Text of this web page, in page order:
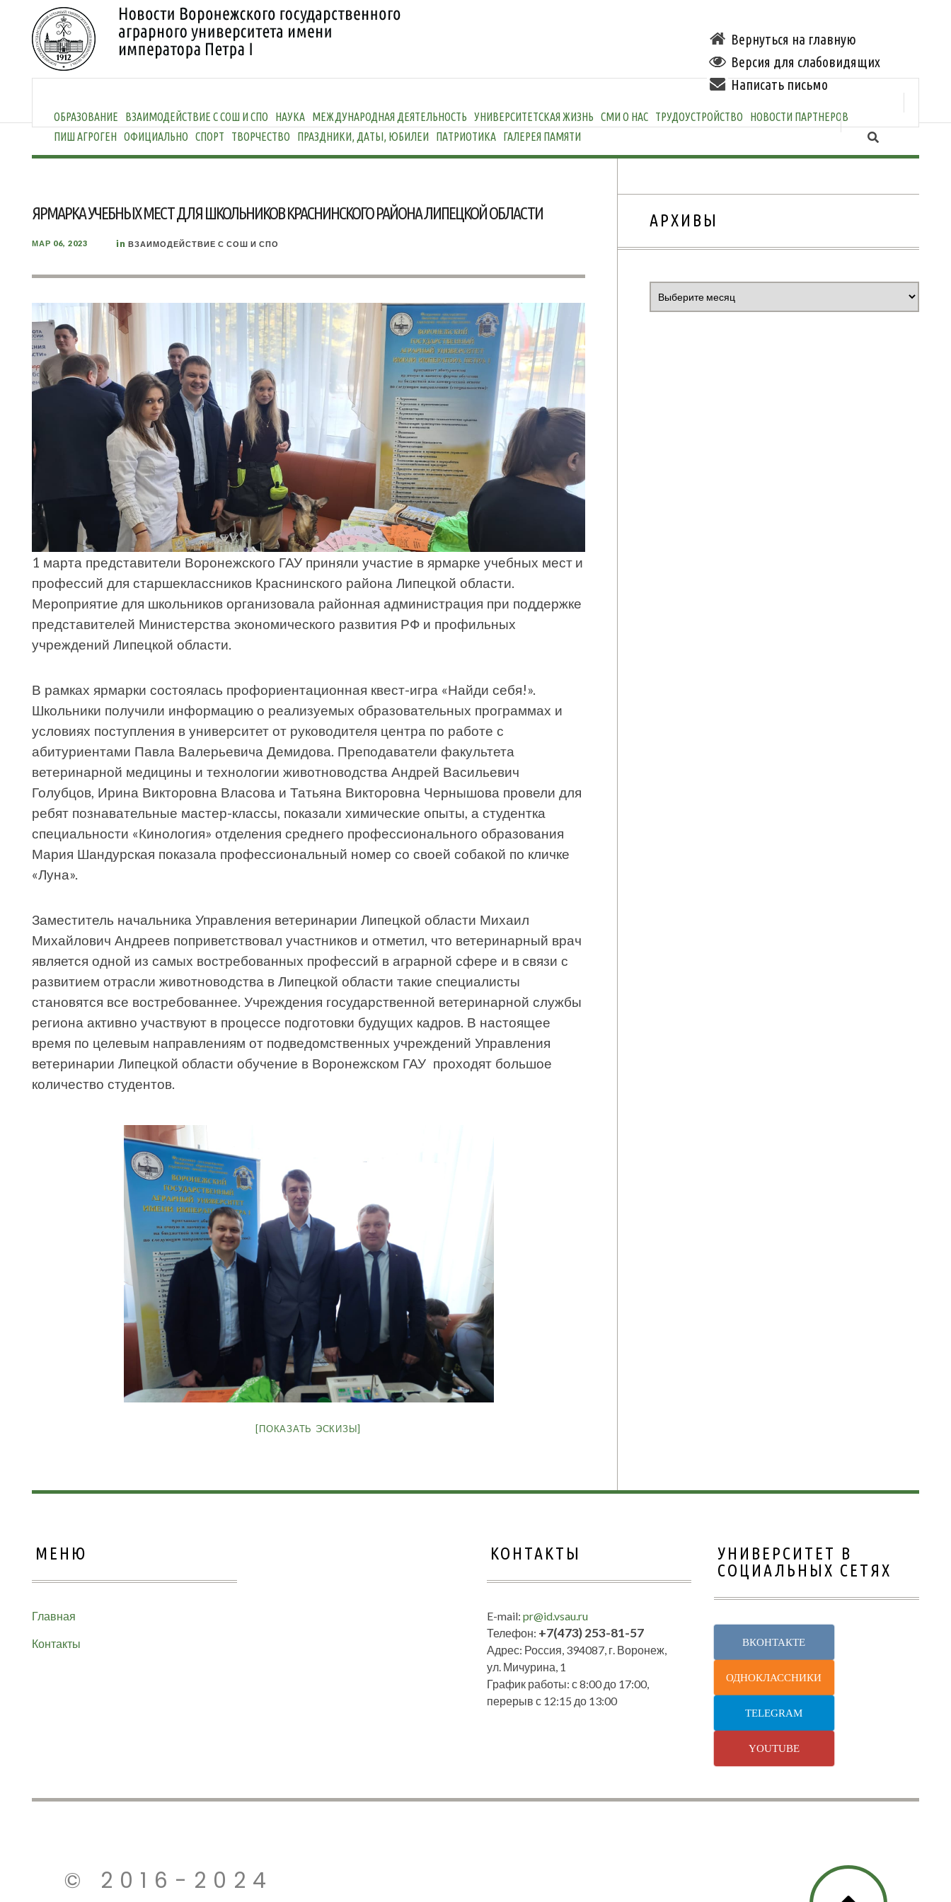
Вернуться на главную
Версия для слабовидящих
Написать письмо
ОБРАЗОВАНИЕ ВЗАИМОДЕЙСТВИЕ С СОШ И СПО НАУКА МЕЖДУНАРОДНАЯ ДЕЯТЕЛЬНОСТЬ УНИВЕРСИТЕТСКАЯ ЖИЗНЬ СМИ О НАС ТРУДОУСТРОЙСТВО
НОВОСТИ ПАРТНЕРОВ
ПИШ АГРОГЕН ОФИЦИАЛЬНО СПОРТ ТВОРЧЕСТВО ПРАЗДНИКИ, ДАТЫ, ЮБИЛЕИ ПАТРИОТИКА ГАЛЕРЕЯ ПАМЯТИ
ЯРМАРКА УЧЕБНЫХ МЕСТ ДЛЯ ШКОЛЬНИКОВ КРАСНИНСКОГО РАЙОНА ЛИПЕЦКОЙ ОБЛАСТИ
МАР 06, 2023 in ВЗАИМОДЕЙСТВИЕ С СОШ И СПО
1 марта представители Воронежского ГАУ приняли участие в ярмарке учебных мест и
профессий для старшеклассников Краснинского района Липецкой области.
Мероприятие для школьников организовала районная администрация при поддержке
представителей Министерства экономического развития РФ и профильных
учреждений Липецкой области.
В рамках ярмарки состоялась профориентационная квест-игра «Найди себя!».
Школьники получили информацию о реализуемых образовательных программах и
условиях поступления в университет от руководителя центра по работе с
абитуриентами Павла Валерьевича Демидова. Преподаватели факультета
ветеринарной медицины и технологии животноводства Андрей Васильевич
Голубцов, Ирина Викторовна Власова и Татьяна Викторовна Чернышова провели для
ребят познавательные мастер-классы, показали химические опыты, а студентка
специальности «Кинология» отделения среднего профессионального образования
Мария Шандурская показала профессиональный номер со своей собакой по кличке
«Луна».
Заместитель начальника Управления ветеринарии Липецкой области Михаил
Михайлович Андреев поприветствовал участников и отметил, что ветеринарный врач
является одной из самых востребованных профессий в аграрной сфере и в связи с
развитием отрасли животноводства в Липецкой области такие специалисты
становятся все востребованнее. Учреждения государственной ветеринарной службы
региона активно участвуют в процессе подготовки будущих кадров. В настоящее
время по целевым направлениям от подведомственных учреждений Управления
ветеринарии Липецкой области обучение в Воронежском ГАУ проходят большое
количество студентов.
[ПОКАЗАТЬ ЭСКИЗЫ]
АРХИВЫ
МЕНЮ
Главная
Контакты
КОНТАКТЫ
E-mail: pr@id.vsau.ru
Телефон: +7(473) 253-81-57
Адрес: Россия, 394087, г. Воронеж,
ул. Мичурина, 1
График работы: с 8:00 до 17:00,
перерыв с 12:15 до 13:00
УНИВЕРСИТЕТ В
СОЦИАЛЬНЫХ СЕТЯХ
ВКОНТАКТЕ
ОДНОКЛАССНИКИ
TELEGRAM
YOUTUBE
© 2016-2024